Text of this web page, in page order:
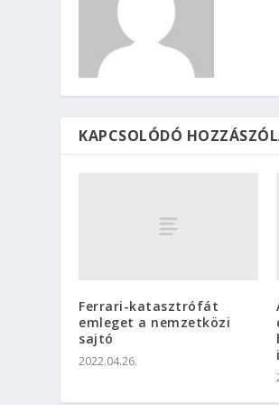
KAPCSOLÓDÓ
Ferrari-katasztrófát
emleget a nemzetközi
sajtó
2022.04.26.